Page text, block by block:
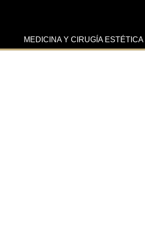
MEDICINA Y CIRUGÍA ESTÉTICA|